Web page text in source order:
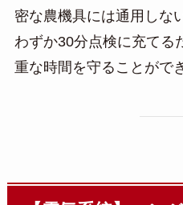
密な農機具には通用しな
わずか30分点検に充てる
重な時間を守ることがで